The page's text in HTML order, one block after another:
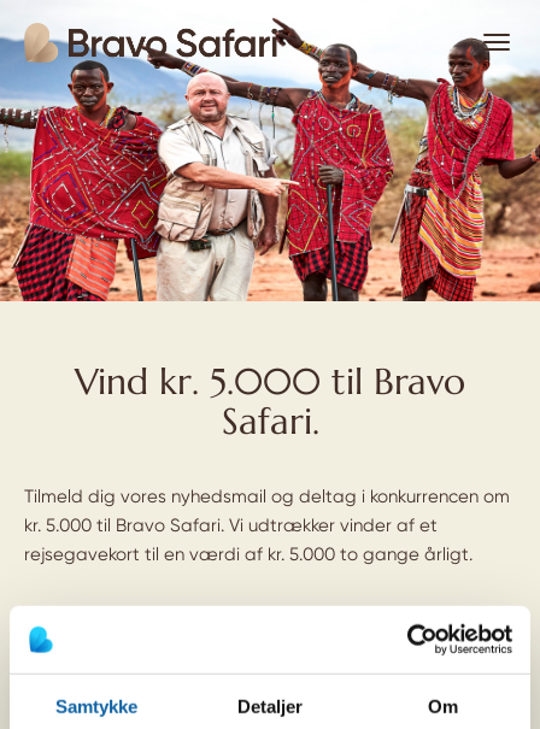
Samtykke Detaljer Om
Vind kr. 5.000 til Bravo
Safari.
Tilmeld dig vores nyhedsmail og deltag i konkurrencen om
kr. 5.000 til Bravo Safari. Vi udtrækker vinder af et
rejsegavekort til en værdi af kr. 5.000 to gange årligt.